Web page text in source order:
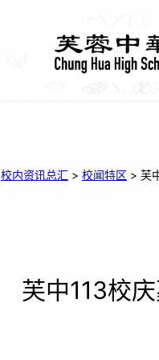
校内资讯总汇 > 校闻特区 > 芙
芙中113校